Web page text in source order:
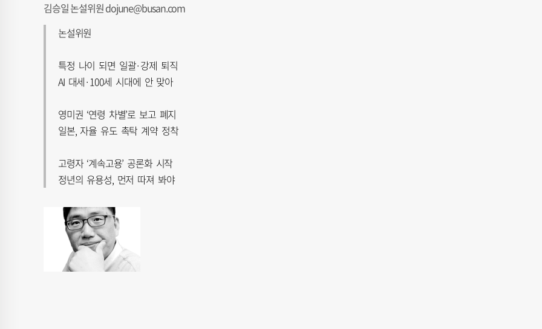
김승일 논설위원 dojune@busan.com
논설위원
특정 나이 되면 일괄·강제 퇴직
AI 대세·100세 시대에 안 맞아
영미권 ‘연령 차별’로 보고 폐지
일본, 자율 유도 촉탁 계약 정착
고령자 ‘계속고용’ 공론화 시작
정년의 유용성, 먼저 따져 봐야